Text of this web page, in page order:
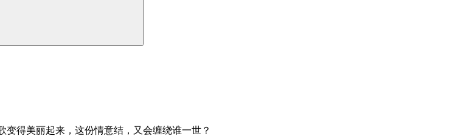
得美丽起来，这份情意结，又会缠绕谁一世？